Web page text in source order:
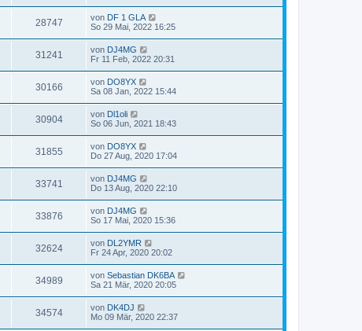
28747 von DF 1 GLA
So 29 Mai, 2022 16:25
31241 von DJ4MG
Fr 11 Feb, 2022 20:31
30166 von DO8YX
Sa 08 Jan, 2022 15:44
30904 von Dl1oli
So 06 Jun, 2021 18:43
31855 von DO8YX
Do 27 Aug, 2020 17:04
33741 von DJ4MG
Do 13 Aug, 2020 22:10
33876 von DJ4MG
So 17 Mai, 2020 15:36
32624 von DL2YMR
Fr 24 Apr, 2020 20:02
34989 von Sebastian DK6BA
Sa 21 Mär, 2020 20:05
34574 von DK4DJ
Mo 09 Mär, 2020 22:37